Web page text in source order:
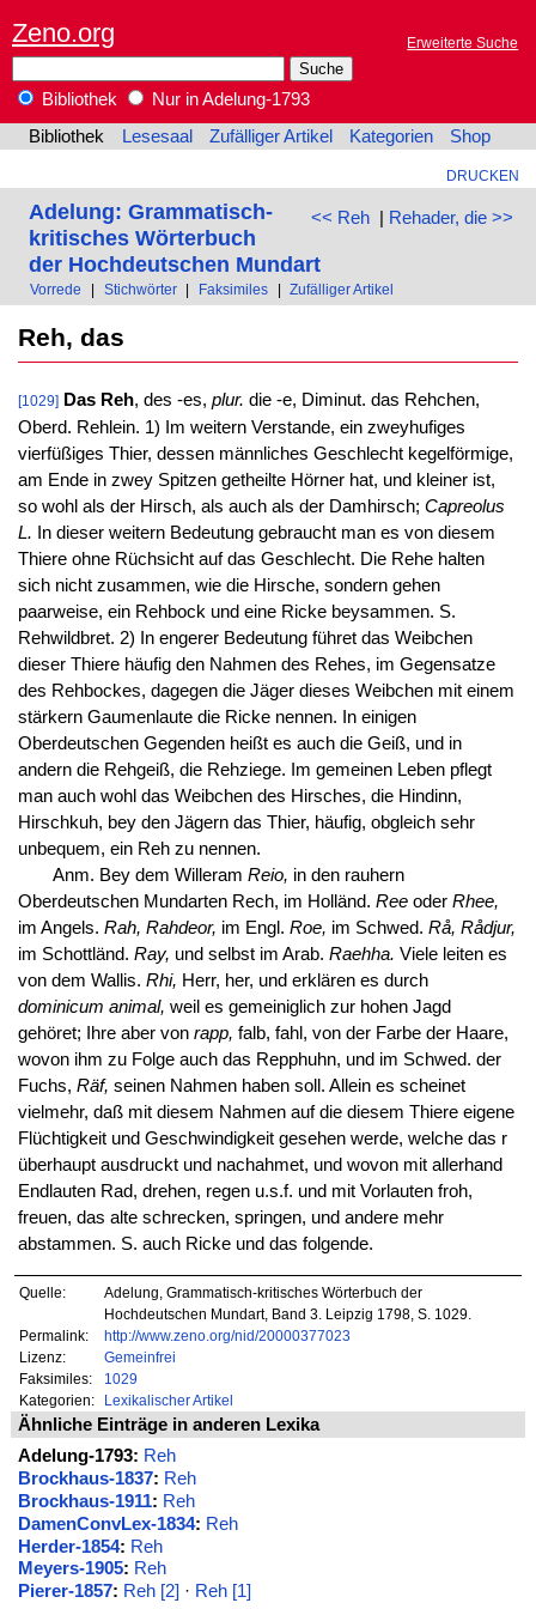
Zeno.org Erweiterte Suche
Bibliothek
Nur in Adelung-1793
Bibliothek
Lesesaal Zufälliger Artikel Kategorien Shop
DRUCKEN
<< Reh| Rehader, die >>
Adelung: Grammatisch-
kritisches Wörterbuch
der Hochdeutschen Mundart
Vorrede Stichwörter Faksimiles Zufälliger Artikel
Reh, das
[1029] Das Reh, des -es, plur. die -e, Diminut. das Rehchen,
Oberd. Rehlein. 1) Im weitern Verstande, ein zweyhufiges
vierfüßiges Thier, dessen männliches Geschlecht kegelförmige,
am Ende in zwey Spitzen getheilte Hörner hat, und kleiner ist,
so wohl als der Hirsch, als auch als der Damhirsch; Capreolus
L. In dieser weitern Bedeutung gebraucht man es von diesem
Thiere ohne Rüchsicht auf das Geschlecht. Die Rehe halten
sich nicht zusammen, wie die Hirsche, sondern gehen
paarweise, ein Rehbock und eine Ricke beysammen. S.
Rehwildbret. 2) In engerer Bedeutung führet das Weibchen
dieser Thiere häufig den Nahmen des Rehes, im Gegensatze
des Rehbockes, dagegen die Jäger dieses Weibchen mit einem
stärkern Gaumenlaute die Ricke nennen. In einigen
Oberdeutschen Gegenden heißt es auch die Geiß, und in
andern die Rehgeiß, die Rehziege. Im gemeinen Leben pflegt
man auch wohl das Weibchen des Hirsches, die Hindinn,
Hirschkuh, bey den Jägern das Thier, häufig, obgleich sehr
unbequem, ein Reh zu nennen.
Anm. Bey dem Willeram Reio, in den rauhern
Oberdeutschen Mundarten Rech, im Holländ. Reeoder Rhee,
im Angels. Rah, Rahdeor, im Engl. Roe, im Schwed. Rå, Rådjur,
im Schottländ. Ray, und selbst im Arab. Raehha. Viele leiten es
von dem Wallis. Rhi, Herr, her, und erklären es durch
dominicum animal, weil es gemeiniglich zur hohen Jagd
gehöret; Ihre aber von rapp, falb, fahl, von der Farbe der Haare,
wovon ihm zu Folge auch das Repphuhn, und im Schwed. der
Fuchs, Räf, seinen Nahmen haben soll. Allein es scheinet
vielmehr, daß mit diesem Nahmen auf die diesem Thiere eigene
Flüchtigkeit und Geschwindigkeit gesehen werde, welche das r
überhaupt ausdruckt und nachahmet, und wovon mit allerhand
Endlauten Rad, drehen, regen u.s.f. und mit Vorlauten froh,
freuen, das alte schrecken, springen, und andere mehr
abstammen. S. auch Ricke und das folgende.
Quelle:
Adelung, Grammatisch-kritisches Wörterbuch der
Hochdeutschen Mundart, Band 3. Leipzig 1798, S. 1029.
Permalink:
http://www.zeno.org/nid/20000377023
Lizenz:
Gemeinfrei
Faksimiles:
1029
Kategorien:
Lexikalischer Artikel
Ähnliche Einträge in anderen Lexika
Adelung-1793: Reh
Brockhaus-1837: Reh
Brockhaus-1911: Reh
DamenConvLex-1834: Reh
Herder-1854: Reh
Meyers-1905: Reh
Pierer-1857: Reh [2] · Reh [1]